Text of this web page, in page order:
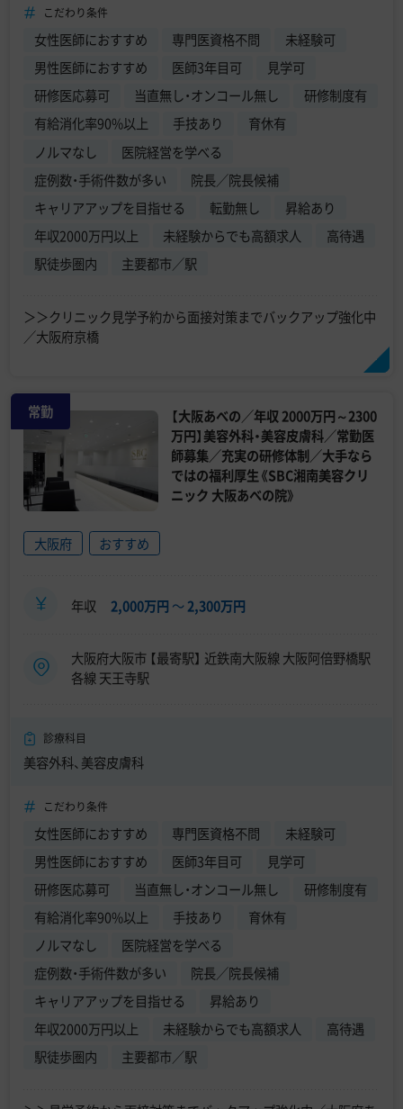
こだわり条件
女性医師におすすめ 専門医資格不問
未経験可
男性医師におすすめ
医師3年目可
見学可
研修医応募可
当直無し・オンコール無し
研修制度有
有給消化率90%以上
手技あり
育休有
ノルマなし
医院経営を学べる
症例数・手術件数が多い
院長／院長候補
キャリアアップを目指せる
転勤無し
昇給あり
年収2000万円以上
未経験からでも高額求人
高待遇
駅徒歩圏内
主要都市／駅
＞＞クリニック見学予約から面接対策までバックアップ強化中
／大阪府京橋
常勤
【大阪あべの／年収 2000万円～2300
万円】美容外科・美容皮膚科／常勤医
師募集／充実の研修体制／大手なら
ではの福利厚生《SBC湘南美容クリ
ニック 大阪あべの院》
大阪府 おすすめ
年収 2,000万円 〜2,300万円
大阪府大阪市 【最寄駅】 近鉄南大阪線 大阪阿倍野橋駅
各線 天王寺駅
診療科目
美容外科、美容皮膚科
こだわり条件
女性医師におすすめ 専門医資格不問
未経験可
男性医師におすすめ
医師3年目可
見学可
研修医応募可
当直無し・オンコール無し
研修制度有
有給消化率90%以上
手技あり
育休有
ノルマなし
医院経営を学べる
症例数・手術件数が多い
院長／院長候補
キャリアアップを目指せる
昇給あり
年収2000万円以上
未経験からでも高額求人
高待遇
駅徒歩圏内
主要都市／駅